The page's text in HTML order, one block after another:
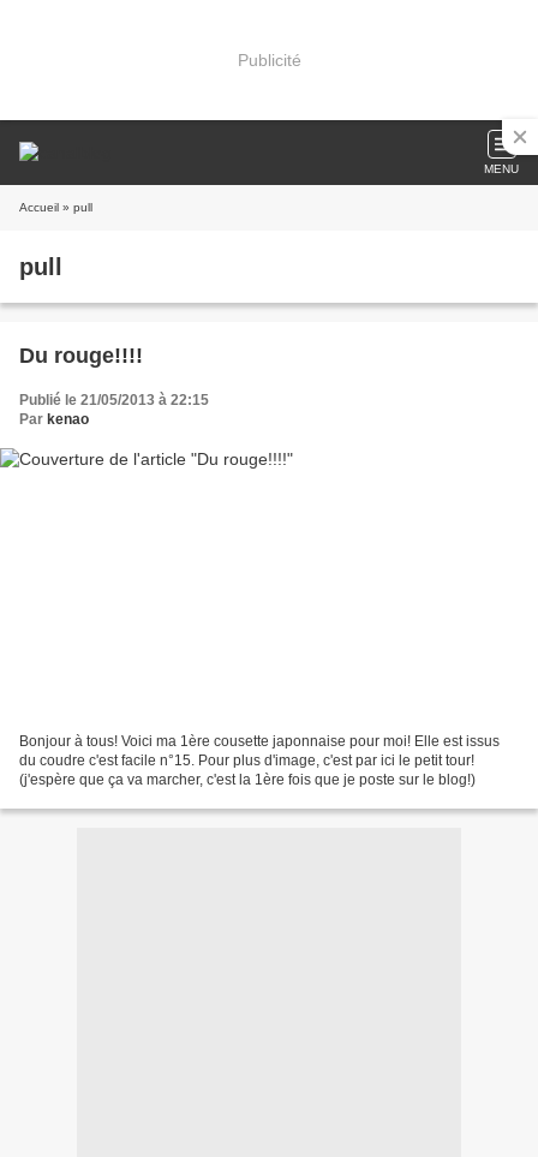
Publicité
MENU
Accueil » pull
pull
Du rouge!!!!
Publié le 21/05/2013 à 22:15
Par kenao
Bonjour à tous! Voici ma 1ère cousette japonnaise pour moi! Elle est issus
du coudre c'est facile n°15. Pour plus d'image, c'est par ici le petit tour!
(j'espère que ça va marcher, c'est la 1ère fois que je poste sur le blog!)